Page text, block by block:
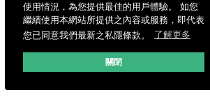
使用情況，為您提供最佳的用戶體驗。 如您
繼續使用本網站所提供之內容或服務，即代表
您已同意我們最新之私隱條款。
了解更多
關閉
信報財經新聞有限公司版權所有，
Copyright © 2026 Hong Kong Economic
Limited. All rights reserved.